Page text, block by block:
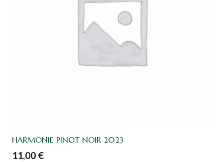
HARMONIE PINOT NOIR 2023
11,00 €